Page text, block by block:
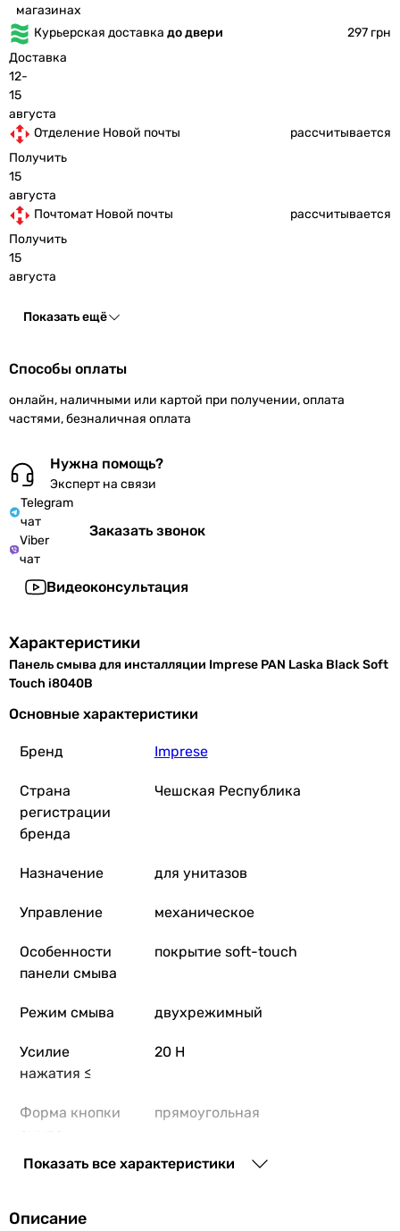
магазинах
Курьерская доставка до двери
297 грн
Доставка
12-
15
августа
Отделение Новой почты
рассчитывается
Получить
15
августа
Почтомат Новой почты
рассчитывается
Получить
15
августа
Показать ещё
Способы оплаты
онлайн, наличными или картой при получении, оплата
частями, безналичная оплата
Нужна помощь?
Эксперт на связи
Telegram
чат
Viber
чат
Заказать звонок
Видеоконсультация
Характеристики
Панель смыва для инсталляции Imprese PAN Laska Black Soft
Touch i8040B
Основные характеристики
Бренд Imprese
Страна
регистрации
бренда
Чешская Республика
Назначение для унитазов
Управление механическое
Особенности
панели смыва
покрытие soft-touch
Режим смыва двухрежимный
Усилие
нажатия ≤
20 Н
Форма кнопки
смыва
прямоугольная
Расположение
горизонтальное
Показать все характеристики
Описание